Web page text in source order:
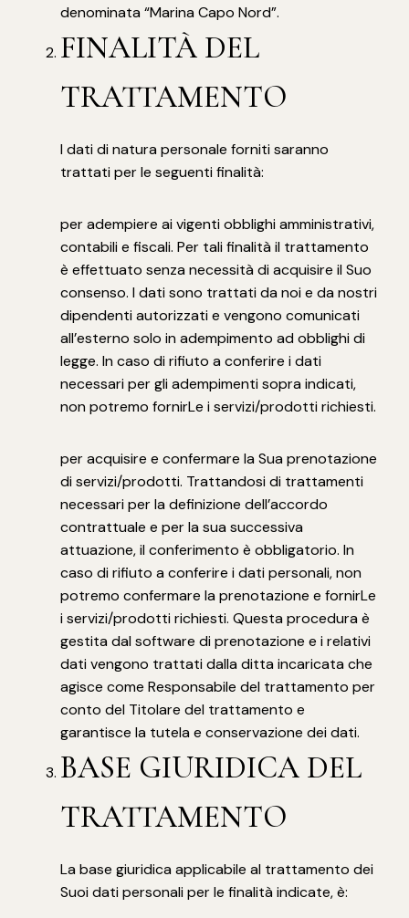
denominata “Marina Capo Nord”.
FINALITÀ DEL
TRATTAMENTO
I dati di natura personale forniti saranno
trattati per le seguenti finalità:
per adempiere ai vigenti obblighi amministrativi,
contabili e fiscali. Per tali finalità il trattamento
è effettuato senza necessità di acquisire il Suo
consenso. I dati sono trattati da noi e da nostri
dipendenti autorizzati e vengono comunicati
all’esterno solo in adempimento ad obblighi di
legge. In caso di rifiuto a conferire i dati
necessari per gli adempimenti sopra indicati,
non potremo fornirLe i servizi/prodotti richiesti.
per acquisire e confermare la Sua prenotazione
di servizi/prodotti. Trattandosi di trattamenti
necessari per la definizione dell’accordo
contrattuale e per la sua successiva
attuazione, il conferimento è obbligatorio. In
caso di rifiuto a conferire i dati personali, non
potremo confermare la prenotazione e fornirLe
i servizi/prodotti richiesti. Questa procedura è
gestita dal software di prenotazione e i relativi
dati vengono trattati dalla ditta incaricata che
agisce come Responsabile del trattamento per
conto del Titolare del trattamento e
garantisce la tutela e conservazione dei dati.
BASE GIURIDICA DEL
TRATTAMENTO
La base giuridica applicabile al trattamento dei
Suoi dati personali per le finalità indicate, è: